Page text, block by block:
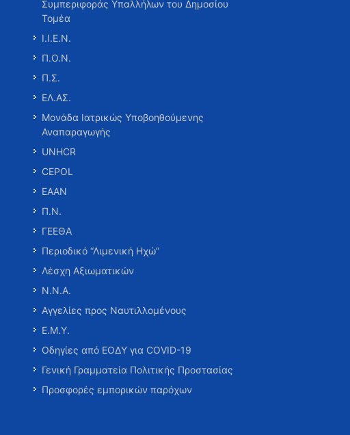
Συμπεριφοράς Υπαλλήλων του Δημοσίου
Τομέα
Ι.Ι.Ε.Ν.
Π.Ο.Ν.
Π.Σ.
ΕΛ.ΑΣ.
Μονάδα Ιατρικώς Υποβοηθούμενης
Αναπαραγωγής
UNHCR
CEPOL
ΕΑΑΝ
Π.Ν.
ΓΕΕΘΑ
Περιοδικό “Λιμενική Ηχώ”
Λέσχη Αξιωματικών
Ν.Ν.Α.
Αγγελίες προς Ναυτιλλομένους
Ε.Μ.Υ.
Οδηγίες από ΕΟΔΥ για COVID-19
Γενική Γραμματεία Πολιτικής Προστασίας
Προσφορές εμπορικών παρόχων